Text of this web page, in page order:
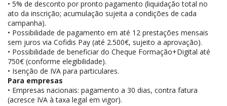
• 5% de desconto por pronto pagamento (liquidação total no
ato da inscrição; acumulação sujeita a condições de cada
campanha).
• Possibilidade de pagamento em até 12 prestações mensais
sem juros via Cofidis Pay (até 2.500€, sujeito a aprovação).
• Possibilidade de beneficiar do Cheque Formação+Digital até
750€ (conforme elegibilidade).
• Isenção de IVA para particulares.
Para empresas
• Empresas nacionais: pagamento a 30 dias, contra fatura
(acresce IVA à taxa legal em vigor).